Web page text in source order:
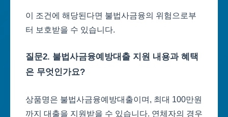
이 조건에 해당된다면 불법사금융의 위험으로부
터 보호받을 수 있습니다.
질문2. 불법사금융예방대출 지원 내용과 혜택
은 무엇인가요?
상품명은 불법사금융예방대출이며, 최대 100만원
까지 대출을 지원받을 수 있습니다. 연체자의 경우